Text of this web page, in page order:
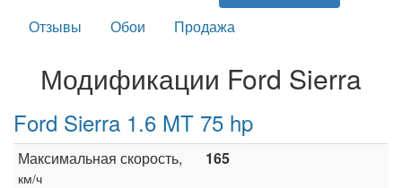
Отзывы
Обои Продажа
Модификации Ford Sierra
Ford Sierra 1.6 MT 75 hp
Максимальная скорость,
км/ч
165